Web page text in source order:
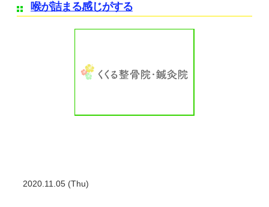
喉が詰まる感じがする
2020.11.05 (Thu)